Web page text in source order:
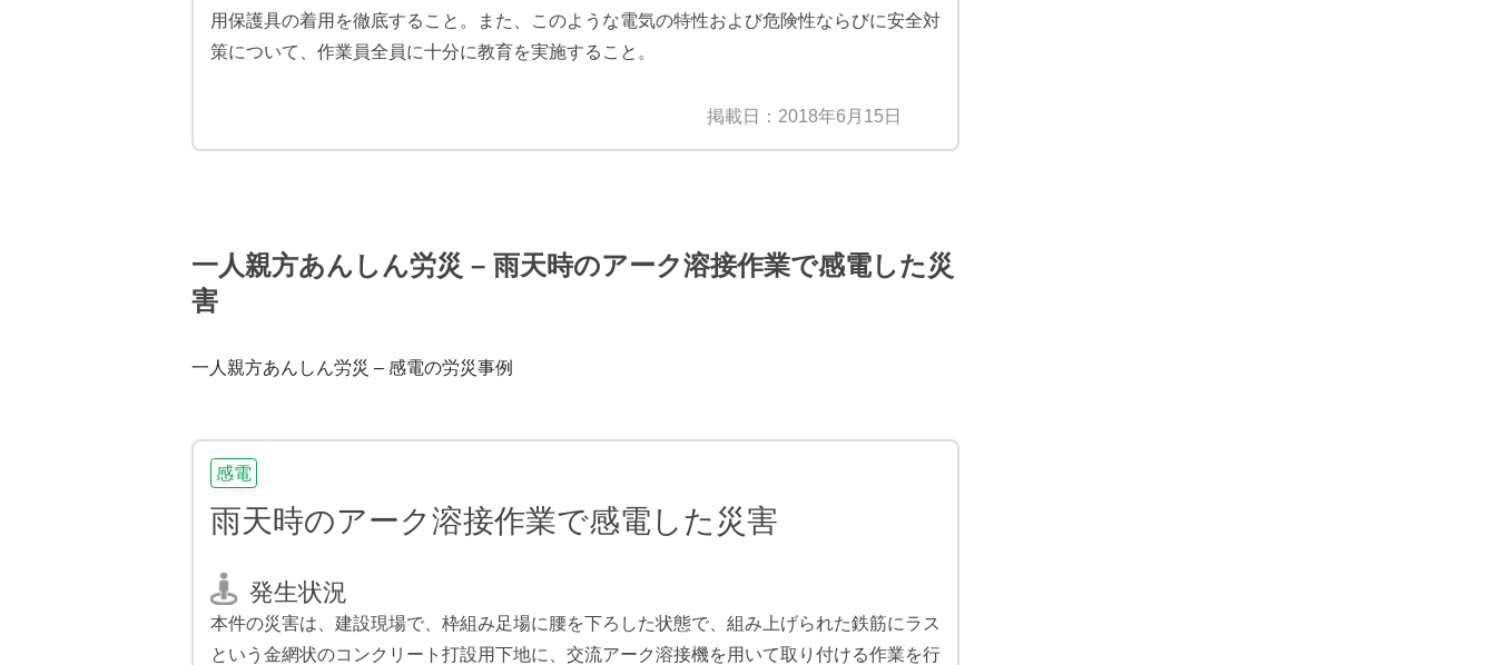
用保護具の着用を徹底すること。また、このような電気の特性および危険性ならびに安全対
策について、作業員全員に十分に教育を実施すること。
掲載日：2018年6月15日
一人親方あんしん労災 – 雨天時のアーク溶接作業で感電した災
害
一人親方あんしん労災 – 感電の労災事例
感電
雨天時のアーク溶接作業で感電した災害
発生状況
本件の災害は、建設現場で、枠組み足場に腰を下ろした状態で、組み上げられた鉄筋にラス
という金網状のコンクリート打設用下地に、交流アーク溶接機を用いて取り付ける作業を行